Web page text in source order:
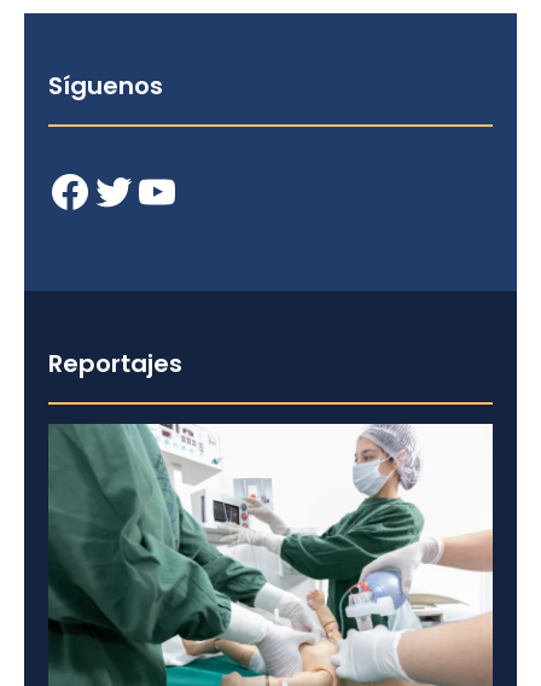
Síguenos
Facebook Twitter YouTube
Reportajes